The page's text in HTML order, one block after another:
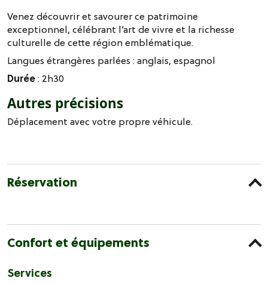
Venez découvrir et savourer ce patrimoine
exceptionnel, célébrant l’art de vivre et la richesse
culturelle de cette région emblématique.
Langues étrangères parlées :anglais espagnol
Durée: 2h30
Autres précisions
Déplacement avec votre propre véhicule.
Réservation
Confort et équipements
Services